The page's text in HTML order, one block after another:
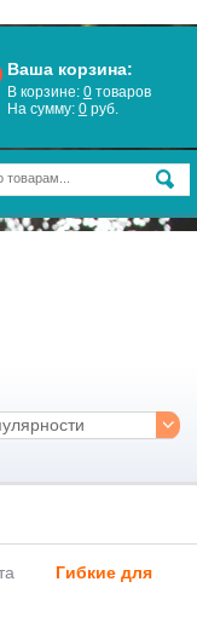
Ваша корзина:
В корзине: 0 товаров
На сумму: 0руб.
Гибкие для